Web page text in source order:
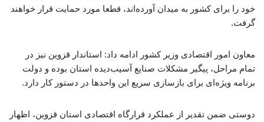
خود را برای کشور به میدان آورده‌اند، قطعا مورد حمایت قرار خواهند
گرفت.
معاون امور اقتصادی وزیر کشور ادامه داد: استاندار قزوین نیز در
تمام مراحل، پیگیر مشکلات صنایع آسیب‌دیده استان بوده و دولت
برنامه ویژه‌ای برای بازسازی سریع این واحدها در دستور کار دارد.
دوستی ضمن تقدیر از عملکرد قرارگاه اقتصادی استان قزوین، اظهار